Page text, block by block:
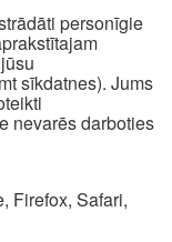
personīgie
sīkdatnes). Jums
nevarēs darboties
Firefox, Safari,